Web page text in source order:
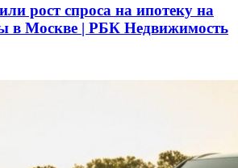
рост спроса на ипотеку на
в Москве | РБК Недвижимость